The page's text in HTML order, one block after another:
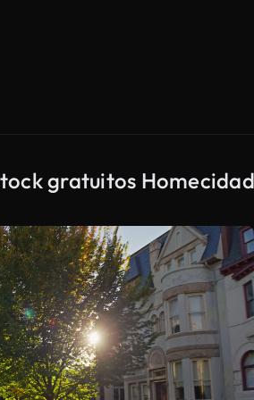
gratuitos